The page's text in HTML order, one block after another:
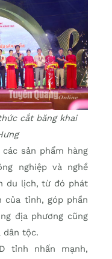
cắt băng khai
sản phẩm hàng
nghiệp và nghề
du lịch, từ đó phát
của tỉnh, góp phần
địa phương cũng
dân tộc.
tỉnh nhấn mạnh,